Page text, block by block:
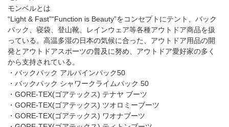
・トレッキングウェア
・トレッキングシューズ(登山靴)
・バックパック(ザック)
・ザックカバー
・トレッキングステッキ(登山ポール/ストック)
・スパッツ
・トレッキングウェア
※記載のないトレッキング用品も買取いたします。お気軽にお問